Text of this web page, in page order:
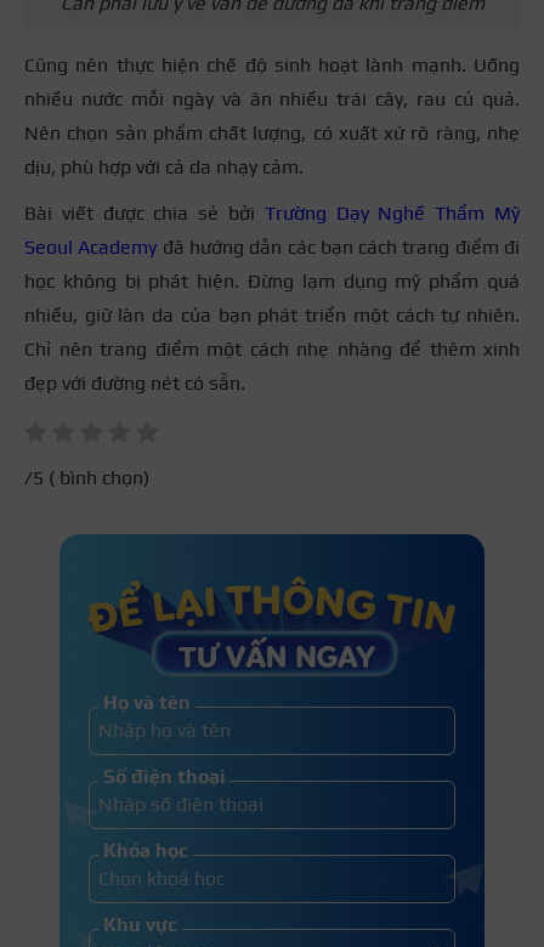
Cũng nên thực hiện chế độ sinh hoạt lành mạnh. Uống
nhiều nước mỗi ngày và ăn nhiều trái cây, rau củ quả.
Nên chọn sản phẩm chất lượng, có xuất xứ rõ ràng, nhẹ
dịu, phù hợp với cả da nhạy cảm.
Bài viết được chia sẻ bởi Trường Dạy Nghề Thẩm Mỹ
Seoul Academy đã hướng dẫn các bạn cách trang điểm đi
học không bị phát hiện. Đừng lạm dụng mỹ phẩm quá
nhiều, giữ làn da của bạn phát triển một cách tự nhiên.
Chỉ nên trang điểm một cách nhẹ nhàng để thêm xinh
đẹp với đường nét có sẵn.
/5 ( bình chọn)
Họ và tên
Số điện thoại
Khóa học
Khu vực